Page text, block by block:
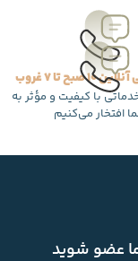
صبح تا 7 غروب
خدماتی با کیفیت و مؤثر به
افتخار می‌کنیم
ما عضو شوید